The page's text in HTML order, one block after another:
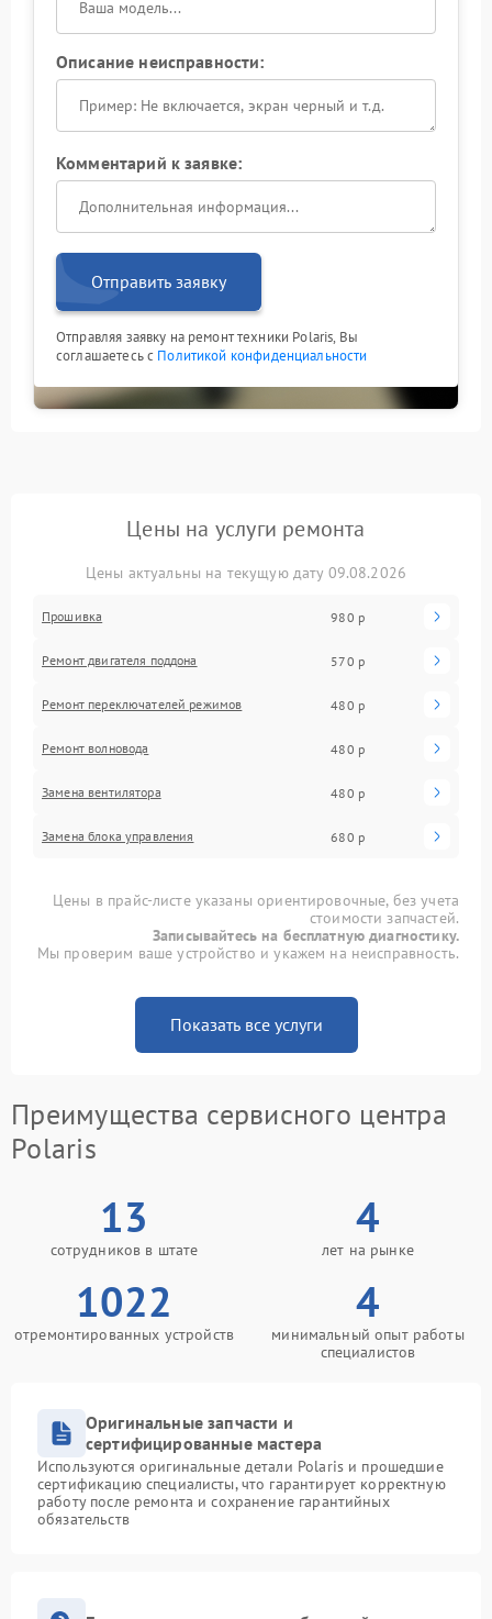
Описание неисправности:
Комментарий к заявке:
Отправить заявку
Отправляя заявку на ремонт техники Polaris, Вы
соглашаетесь с Политикой конфиденциальности
Цены на услуги ремонта
Цены актуальны на текущую дату 09.08.2026
Прошивка 980 р
Ремонт двигателя поддона 570 р
Ремонт переключателей режимов 480 р
Ремонт волновода 480 р
Замена вентилятора 480 р
Замена блока управления 680 р
Цены в прайс-листе указаны ориентировочные, без учета
стоимости запчастей.
Записывайтесь на бесплатную диагностику.
Мы проверим ваше устройство и укажем на неисправность.
Показать все услуги
Преимущества сервисного центра
Polaris
13
сотрудников в штате
4
лет на рынке
1022
отремонтированных устройств
4
минимальный опыт работы
специалистов
Оригинальные запчасти и
сертифицированные мастера
Используются оригинальные детали Polaris и прошедшие
сертификацию специалисты, что гарантирует корректную
работу после ремонта и сохранение гарантийных
обязательств